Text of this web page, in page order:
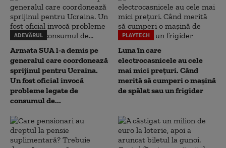
ADEVĂRUL
Armata SUA l-a demis pe
generalul care coordonează
sprijinul pentru Ucraina.
Un fost oficial invocă
probleme legate de
consumul de...
PLAYTECH
Luna în care
electrocasnicele au cele
mai mici prețuri. Când
merită să cumperi o mașină
de spălat sau un frigider